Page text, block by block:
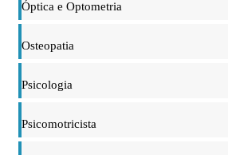
Óptica e Optometria
Osteopatia
Psicologia
Psicomotricista